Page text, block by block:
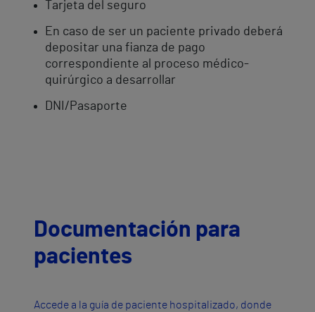
Tarjeta del seguro
En caso de ser un paciente privado deberá
depositar una fianza de pago
correspondiente al proceso médico-
quirúrgico a desarrollar
DNI/Pasaporte
Documentación para
pacientes
Accede a la guía de paciente hospitalizado, donde